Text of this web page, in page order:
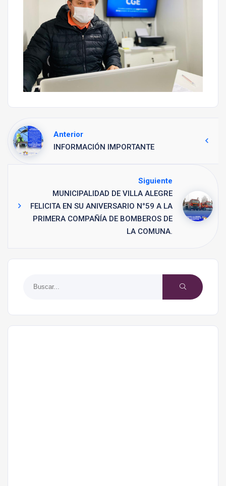
Anterior
INFORMACIÓN IMPORTANTE
Siguiente
MUNICIPALIDAD DE VILLA ALEGRE
FELICITA EN SU ANIVERSARIO N°59 A LA
PRIMERA COMPAÑÍA DE BOMBEROS DE
LA COMUNA.